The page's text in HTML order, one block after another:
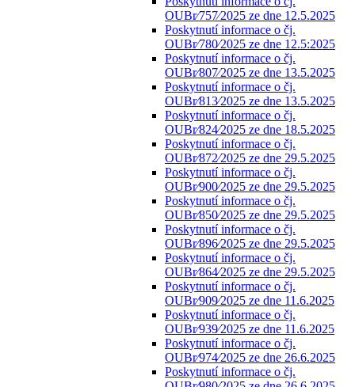
OUBr⁄757⁄2025 ze dne 12.5.2025
Poskytnutí informace o čj.
OUBr⁄780⁄2025 ze dne 12.5:2025
Poskytnutí informace o čj.
OUBr⁄807⁄2025 ze dne 13.5.2025
Poskytnutí informace o čj.
OUBr⁄813⁄2025 ze dne 13.5.2025
Poskytnutí informace o čj.
OUBr⁄824⁄2025 ze dne 18.5.2025
Poskytnutí informace o čj.
OUBr⁄872⁄2025 ze dne 29.5.2025
Poskytnutí informace o čj.
OUBr⁄900⁄2025 ze dne 29.5.2025
Poskytnutí informace o čj.
OUBr⁄850⁄2025 ze dne 29.5.2025
Poskytnutí informace o čj.
OUBr⁄896⁄2025 ze dne 29.5.2025
Poskytnutí informace o čj.
OUBr⁄864⁄2025 ze dne 29.5.2025
Poskytnutí informace o čj.
OUBr⁄909⁄2025 ze dne 11.6.2025
Poskytnutí informace o čj.
OUBr⁄939⁄2025 ze dne 11.6.2025
Poskytnutí informace o čj.
OUBr⁄974⁄2025 ze dne 26.6.2025
Poskytnutí informace o čj.